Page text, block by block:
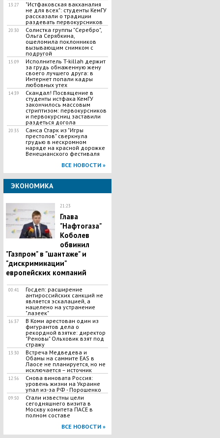
13:27
"Истфаковская вакханалия
не для всех": студенты КемГУ
рассказали о традиции
раздевать первокурсников
20:30
Солистка группы "Серебро",
Ольга Серябкина,
ошеломила поклонников
вызывающим снимком с
подругой
15:09
Исполнитель T-killah держит
за грудь обнаженную жену
своего лучшего друга: в
Интернет попали кадры
любовных утех
14:39
Скандал! Посвящение в
студенты истфака КемГУ
закончилось массовым
стриптизом: первокурсников
и первокурсниц заставили
раздеться догола
20:35
Санса Старк из "Игры
престолов" сверкнула
грудью в нескромном
наряде на красной дорожке
Венецианского фестиваля
ВСЕ НОВОСТИ »
ЭКОНОМИКА
21:23
Глава
"Нафтогаза"
Коболев
обвинил
"Газпром" в "шантаже" и
"дискриминации"
европейских компаний
00:41
Госдеп: расширение
антироссийских санкций не
является эскалацией, а
нацелено на устранение
"лазеек"
16:37
В Коми арестован один из
фигурантов дела о
рекордной взятке: директор
"Реновы" Ольховик взят под
стражу
13:30
Встреча Медведева и
Обамы на саммите EAS в
Лаосе не планируется, но не
исключается – источник
12:56
Снова виновата Россия:
уровень жизни на Украине
упал из-за РФ - Порошенко
09:50
Стали известны цели
сегодняшнего визита в
Москву комитета ПАСЕ в
полном составе
ВСЕ НОВОСТИ »